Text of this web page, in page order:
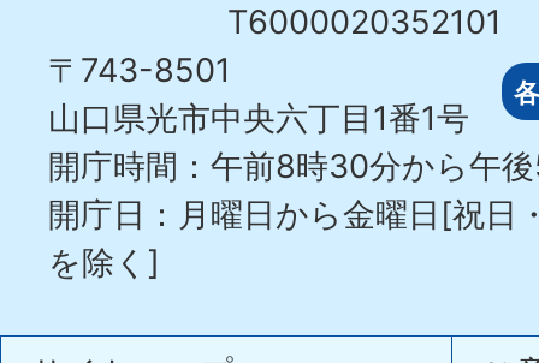
T6000020352101
〒743-8501
山口県光市中央六丁目1番1号
開庁時間：午前8時30分から午
開庁日：月曜日から金曜日[祝日
を除く]